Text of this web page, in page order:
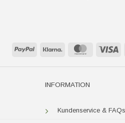
PayPal Klarna MasterCard
INFORMATION
Kundenservice & FAQs